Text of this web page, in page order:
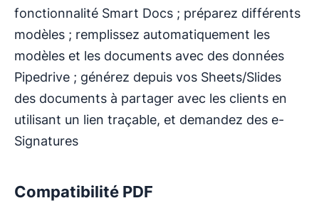
fonctionnalité Smart Docs ; préparez différents
modèles ; remplissez automatiquement les
modèles et les documents avec des données
Pipedrive ; générez depuis vos Sheets/Slides
des documents à partager avec les clients en
utilisant un lien traçable, et demandez des e-
Signatures
Compatibilité PDF